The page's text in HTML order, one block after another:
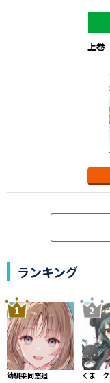
上巻
ランキング
幼馴染同窓廻
くま